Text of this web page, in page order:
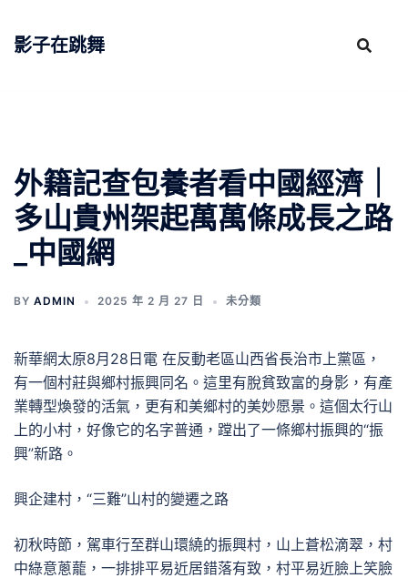
影子在跳舞
外籍記查包養者看中國經濟｜
多山貴州架起萬萬條成長之路
_中國網
BY ADMIN 2025 年 2 月 27 日 未分類
新華網太原8月28日電 在反動老區山西省長治市上黨區，
有一個村莊與鄉村振興同名。這里有脫貧致富的身影，有產
業轉型煥發的活氣，更有和美鄉村的美妙愿景。這個太行山
上的小村，好像它的名字普通，蹚出了一條鄉村振興的“振
興”新路。
興企建村，“三難”山村的變遷之路
初秋時節，駕車行至群山環繞的振興村，山上蒼松滴翠，村
中綠意蔥蘢，一排排平易近居錯落有致，村平易近臉上笑臉